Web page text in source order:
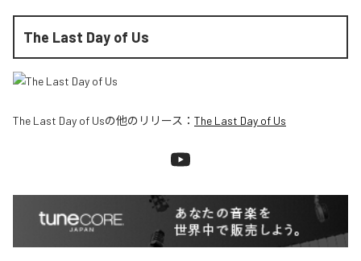
The Last Day of Us
The Last Day of Usの他のリリース： The Last Day of Us